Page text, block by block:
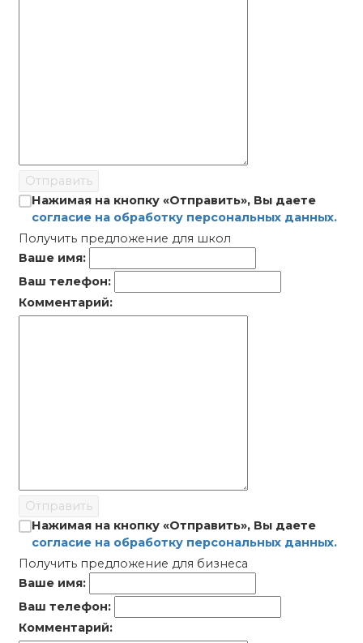
Отправить
Нажимая на кнопку «Отправить», Вы даете
согласие на обработку персональных данных.
Получить предложение для школ
Ваше имя:
Ваш телефон:
Комментарий:
Отправить
Нажимая на кнопку «Отправить», Вы даете
согласие на обработку персональных данных.
Получить предложение для бизнеса
Ваше имя:
Ваш телефон:
Комментарий: